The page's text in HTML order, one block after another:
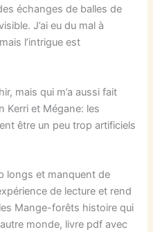
échanges de balles de
J’ai eu du mal à
l’intrigue est
mais qui m’a aussi fait
Kerri et Mégane: les
être un peu trop artificiels
longs et manquent de
de lecture et rend
Mange-forêts histoire qui
monde, livre pdf avec